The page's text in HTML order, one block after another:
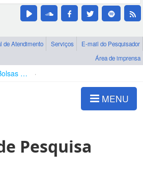
de Atendimento Serviços
E-mail do Pesquisador
Área de imprensa
Bolsas e Auxílios Vigentes
MENU
Pesquisa